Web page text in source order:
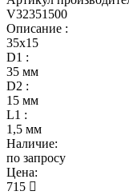
V32351500
Описание :
35х15
D1 :
35 мм
D2 :
15 мм
L1 :
1,5 мм
Наличие:
по запросу
Цена:
715